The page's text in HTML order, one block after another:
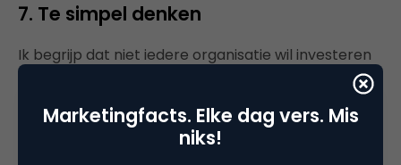
7. Te simpel denken
Ik begrijp dat niet iedere organisatie wil investeren
in een dure videoproductie momenteel, zeker als dit
de eerste keer is dat video wordt ingezet voor
interne en/of externe communicatie. Er wordt al
Marketingfacts. Elke dag vers. Mis
niks!